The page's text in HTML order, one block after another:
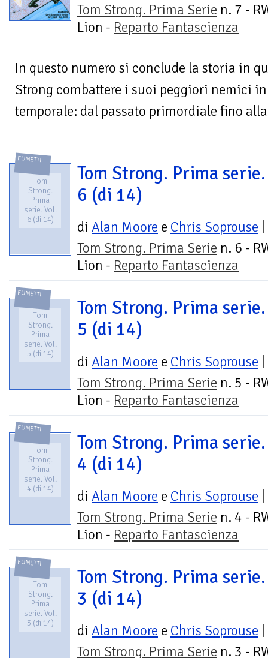
Tom Strong. Prima Serie n. 7 -
Lion - Reparto Fantascienza
In questo numero si conclude la storia in
Strong combattere i suoi peggiori nemici
temporale: dal passato primordiale fino
FUMETTI
Tom
Strong.
Prima
serie. Vol.
6 (di 14)
Tom Strong. Prima
6 (di 14)
di Alan Moore e Chris Soprouse
Tom Strong. Prima Serie n. 6 -
Lion - Reparto Fantascienza
FUMETTI
Tom
Strong.
Prima
serie. Vol.
5 (di 14)
Tom Strong. Prima
5 (di 14)
di Alan Moore e Chris Soprouse
Tom Strong. Prima Serie n. 5 -
Lion - Reparto Fantascienza
FUMETTI
Tom
Strong.
Prima
serie. Vol.
4 (di 14)
Tom Strong. Prima
4 (di 14)
di Alan Moore e Chris Soprouse
Tom Strong. Prima Serie n. 4 -
Lion - Reparto Fantascienza
FUMETTI
Tom
Strong.
Prima
serie. Vol.
3 (di 14)
Tom Strong. Prima
3 (di 14)
di Alan Moore e Chris Soprouse
Tom Strong. Prima Serie n. 3 -